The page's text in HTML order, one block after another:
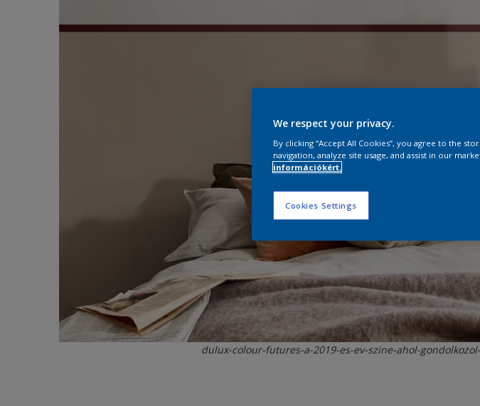
dulux-colour-futures-a-2019-es-ev-szine-ahol-
We respect your privacy.
By clicking “Accept All Cookies”, you agree to the
navigation, analyze site usage, and assist in our
információkért.
Cookies Settings